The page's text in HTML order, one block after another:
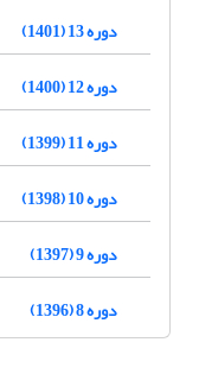
دوره 13 (1401)
دوره 12 (1400)
دوره 11 (1399)
دوره 10 (1398)
دوره 9 (1397)
دوره 8 (1396)